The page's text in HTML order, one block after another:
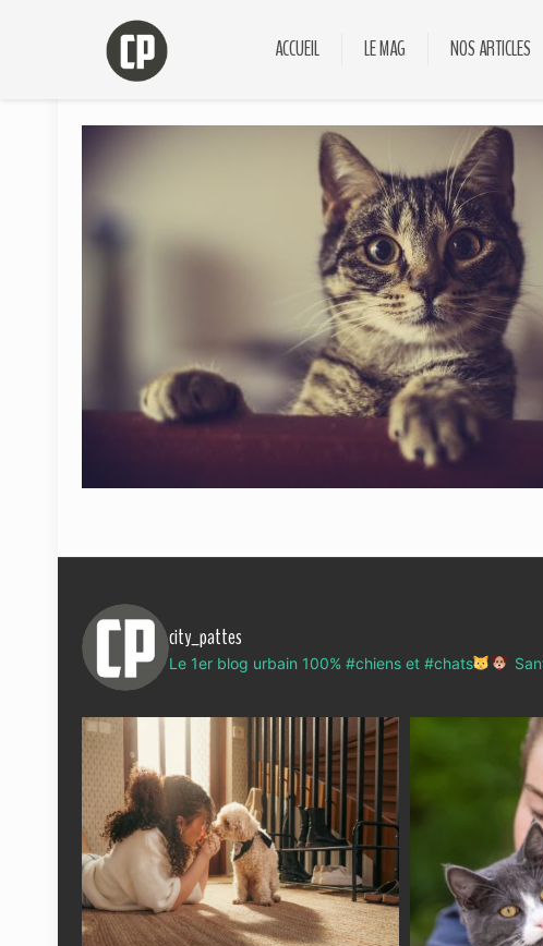
ACCUEIL LE MAG NOS ARTICLES
city_pattes
Le 1er blog urbain 100% #chiens et #chats